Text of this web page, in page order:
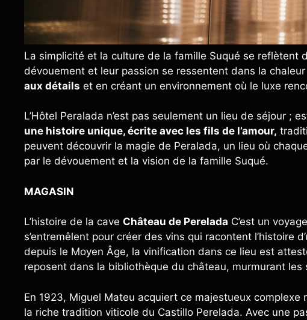
La simplicité et la culture de la famille Suqué se reflètent
dévouement et leur passion se ressentent dans la chaleur
aux détails et en créant un environnement où le luxe
L’Hôtel Peralada n’est pas seulement un lieu de séjour ;
une histoire unique, écrite avec les fils de l’amour,
peuvent découvrir la magie de Peralada, un lieu où
par le dévouement et la vision de la famille Suqué.
MAGASIN
L’histoire de la cave Château de Perelada C’est un
s’entremêlent pour créer des vins qui racontent l’histoire
depuis le Moyen Âge, la vinification dans ce lieu est
reposent dans la bibliothèque du château, murmurant les
En 1923, Miguel Mateu acquiert ce majestueux
la riche tradition viticole du Castillo Perelada. Avec une